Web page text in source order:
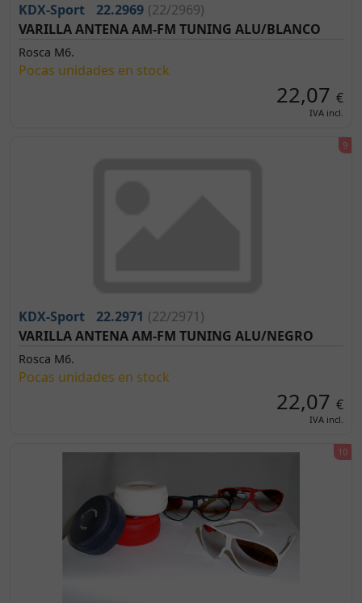
KDX-Sport 22.2969 (22/2969)
VARILLA ANTENA AM-FM TUNING ALU/BLANCO
Rosca M6.
Pocas unidades en stock
22,07 €
IVA incl.
KDX-Sport 22.2971 (22/2971)
VARILLA ANTENA AM-FM TUNING ALU/NEGRO
Rosca M6.
Pocas unidades en stock
22,07 €
IVA incl.